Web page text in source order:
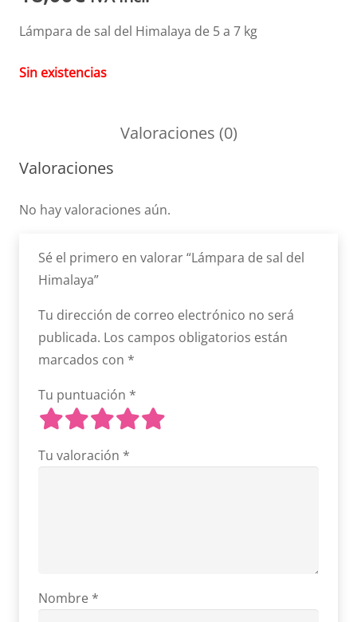
Lámpara de sal del Himalaya de 5 a 7 kg
Sin existencias
Valoraciones (0)
Valoraciones
No hay valoraciones aún.
Sé el primero en valorar “Lámpara de sal del
Himalaya”
Tu dirección de correo electrónico no será
publicada. Los campos obligatorios están
marcados con *
Tu puntuación *
Tu valoración *
Nombre *